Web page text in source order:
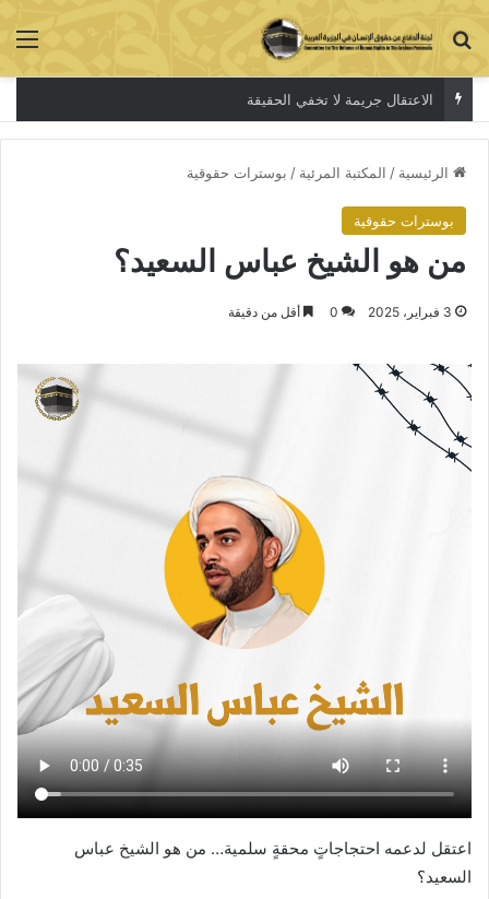
بحث عن
الاعتقال جريمة لا تخفي الحقيقة
الرئيسية / المكتبة المرئية / بوسترات حقوقية
بوسترات حقوقية
من هو الشيخ عباس السعيد؟
3 فبراير، 2025 0 أقل من دقيقة
اعتقل لدعمه احتجاجاتٍ محقةٍ سلمية… من هو الشيخ عباس
السعيد؟